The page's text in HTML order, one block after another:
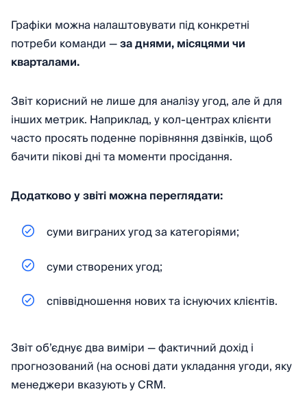
Графіки можна налаштовувати під конкретні
потреби команди —за днями, місяцями чи
кварталами.
Звіт корисний не лише для аналізу угод, але й для
інших метрик. Наприклад, у кол-центрах клієнти
часто просять поденне порівняння дзвінків, щоб
бачити пікові дні та моменти просідання.
Додатково у звіті можна переглядати:
суми виграних угод за категоріями;
суми створених угод;
співвідношення нових та існуючих клієнтів.
Звіт об’єднує два виміри — фактичний дохід і
прогнозований (на основі дати укладання угоди, яку
менеджери вказують у CRM.